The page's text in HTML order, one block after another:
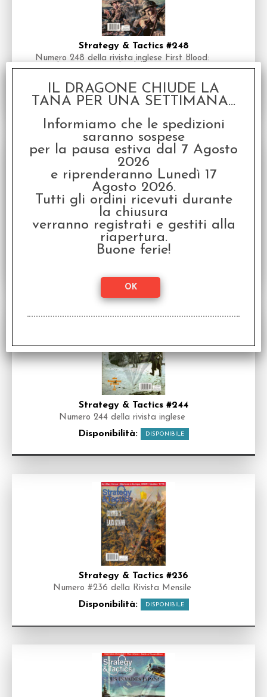
Strategy & Tactics #248
Numero 248 della rivista inglese First Blood:
Second Marne. 15 Luglio del 1918. Qui potrete
Disponibilità: DISPONIBILE
Strategy & Tactics #246
Numero 246 della rivista inglese
Strategy & Tactics #244
Numero 244 della rivista inglese
Disponibilità: DISPONIBILE
Strategy & Tactics #236
Numero #236 della Rivista Mensile
Disponibilità: DISPONIBILE
IL DRAGONE CHIUDE LA
TANA PER UNA SETTIMANA...
Informiamo che le spedizioni
saranno sospese
per la pausa estiva dal 7 Agosto
2026
e riprenderanno Lunedì 17
Agosto 2026.
Tutti gli ordini ricevuti durante
la chiusura
verranno registrati e gestiti alla
riapertura.
Buone ferie!